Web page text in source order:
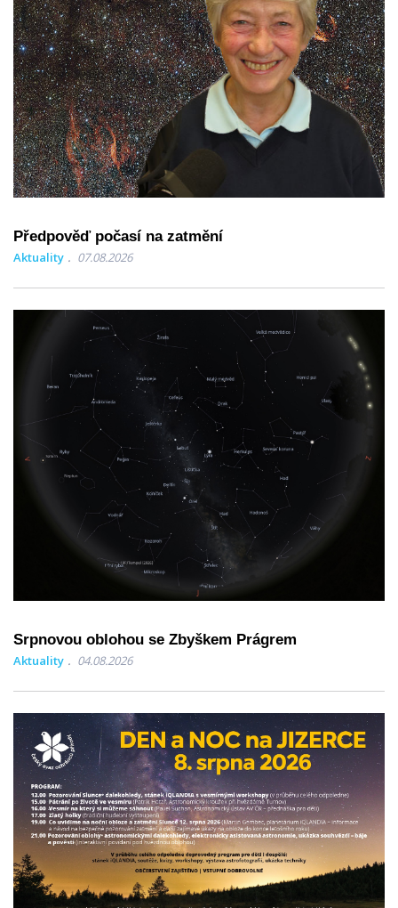
Předpověď počasí na zatmění
Aktuality 07.08.2026
Srpnovou oblohou se Zbyškem Prágrem
Aktuality 04.08.2026